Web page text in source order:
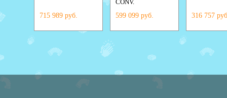
715 989 руб.
CONV.
599 099 руб.
316 757